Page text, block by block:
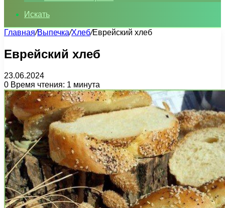
Искать
Главная/Выпечка/Хлеб/Еврейский хлеб
Еврейский хлеб
23.06.2024
0 Время чтения: 1 минута